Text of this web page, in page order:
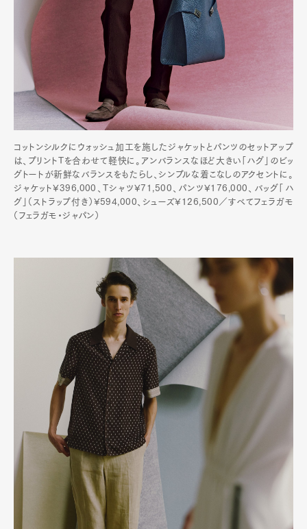
コットンシルクにウォッシュ加工を施したジャケットとパンツのセットアップ
は、プリントTを合わせて軽快に。アンバランスなほど大きい「ハグ」のビッ
グトートが新鮮なバランスをもたらし、シンプルな着こなしのアクセントに。
ジャケット¥396,000、Tシャツ¥71,500、パンツ¥176,000、バッグ「ハ
グ」（ストラップ付き）¥594,000、シューズ¥126,500／すべてフェラガモ
（フェラガモ・ジャパン）